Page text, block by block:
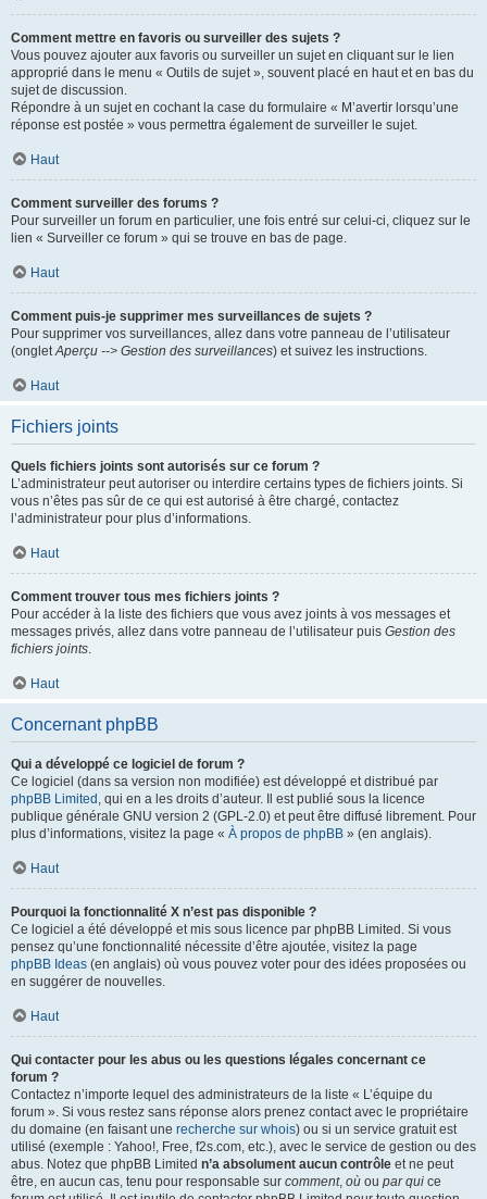
Comment mettre en favoris ou surveiller des sujets ?
Vous pouvez ajouter aux favoris ou surveiller un sujet en cliquant sur le lien
approprié dans le menu « Outils de sujet », souvent placé en haut et en bas du
sujet de discussion.
Répondre à un sujet en cochant la case du formulaire « M’avertir lorsqu’une
réponse est postée » vous permettra également de surveiller le sujet.
Haut
Comment surveiller des forums ?
Pour surveiller un forum en particulier, une fois entré sur celui-ci, cliquez sur le
lien « Surveiller ce forum » qui se trouve en bas de page.
Haut
Comment puis-je supprimer mes surveillances de sujets ?
Pour supprimer vos surveillances, allez dans votre panneau de l’utilisateur
(ongletAperçu --> Gestion des surveillances) et suivez les instructions.
Haut
Fichiers joints
Quels fichiers joints sont autorisés sur ce forum ?
L’administrateur peut autoriser ou interdire certains types de fichiers joints. Si
vous n’êtes pas sûr de ce qui est autorisé à être chargé, contactez
l’administrateur pour plus d’informations.
Haut
Comment trouver tous mes fichiers joints ?
Pour accéder à la liste des fichiers que vous avez joints à vos messages et
messages privés, allez dans votre panneau de l’utilisateur puis Gestion des
fichiers joints.
Haut
Concernant phpBB
Qui a développé ce logiciel de forum ?
Ce logiciel (dans sa version non modifiée) est développé et distribué par
phpBB Limited , qui en a les droits d’auteur. Il est publié sous la licence
publique générale GNU version 2 (GPL-2.0) et peut être diffusé librement. Pour
plus d’informations, visitez la page « À propos de phpBB » (en anglais).
Haut
Pourquoi la fonctionnalité X n’est pas disponible ?
Ce logiciel a été développé et mis sous licence par phpBB Limited. Si vous
pensez qu’une fonctionnalité nécessite d’être ajoutée, visitez la page
phpBB Ideas (en anglais) où vous pouvez voter pour des idées proposées ou
en suggérer de nouvelles.
Haut
Qui contacter pour les abus ou les questions légales concernant ce
forum ?
Contactez n’importe lequel des administrateurs de la liste « L’équipe du
forum ». Si vous restez sans réponse alors prenez contact avec le propriétaire
du domaine (en faisant une recherche sur whois) ou si un service gratuit est
utilisé (exemple : Yahoo!, Free, f2s.com, etc.), avec le service de gestion ou des
abus. Notez que phpBB Limited n’a absolument aucun contrôle et ne peut
être, en aucun cas, tenu pour responsable sur comment, où ou par qui ce